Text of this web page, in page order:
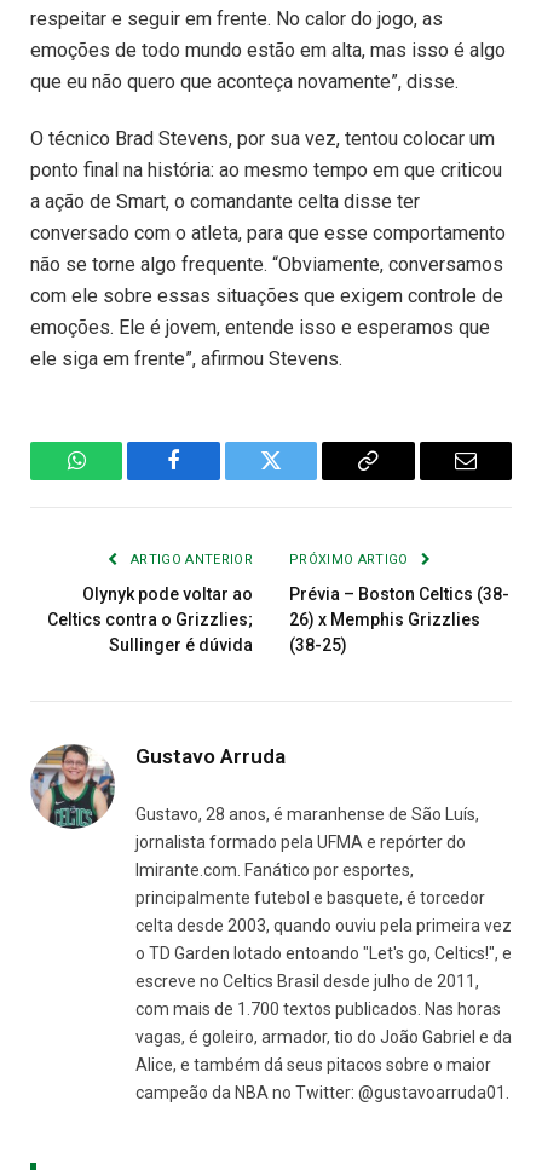
respeitar e seguir em frente. No calor do jogo, as
emoções de todo mundo estão em alta, mas isso é algo
que eu não quero que aconteça novamente”, disse.
O técnico Brad Stevens, por sua vez, tentou colocar um
ponto final na história: ao mesmo tempo em que criticou
a ação de Smart, o comandante celta disse ter
conversado com o atleta, para que esse comportamento
não se torne algo frequente. “Obviamente, conversamos
com ele sobre essas situações que exigem controle de
emoções. Ele é jovem, entende isso e esperamos que
ele siga em frente”, afirmou Stevens.
WhatsAppFacebook Twitter
Copiar
E-
ARTIGO ANTERIOR
Olynyk pode voltar ao
Celtics contra o Grizzlies;
Sullinger é dúvida
PRÓXIMO ARTIGO
Prévia – Boston Celtics (38-
26) x Memphis Grizzlies
(38-25)
Gustavo Arruda
Gustavo, 28 anos, é maranhense de São Luís,
jornalista formado pela UFMA e repórter do
Imirante.com. Fanático por esportes,
principalmente futebol e basquete, é torcedor
celta desde 2003, quando ouviu pela primeira vez
o TD Garden lotado entoando "Let's go, Celtics!", e
escreve no Celtics Brasil desde julho de 2011,
com mais de 1.700 textos publicados. Nas horas
vagas, é goleiro, armador, tio do João Gabriel e da
Alice, e também dá seus pitacos sobre o maior
campeão da NBA no Twitter: @gustavoarruda01.